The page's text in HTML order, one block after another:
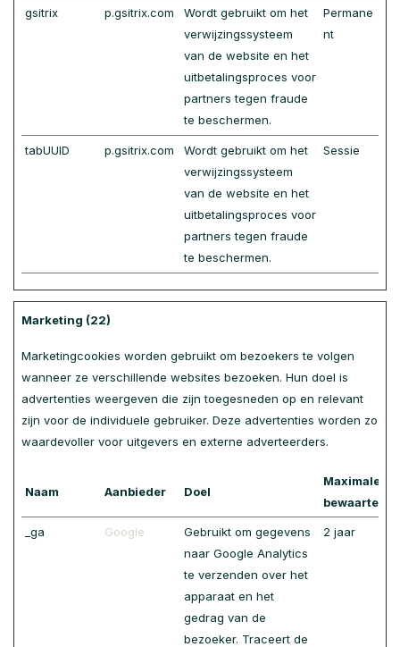
gsitrix p.gsitrix.com
Wordt gebruikt om het
verwijzingssysteem
van de website en het
uitbetalingsproces voor
partners tegen fraude
te beschermen.
Permane
nt
tabUUID p.gsitrix.com
Wordt gebruikt om het
verwijzingssysteem
van de website en het
uitbetalingsproces voor
partners tegen fraude
te beschermen.
Sessie
Marketing (22)
Marketingcookies worden gebruikt om bezoekers te volgen
wanneer ze verschillende websites bezoeken. Hun doel is
advertenties weergeven die zijn toegesneden op en relevant
zijn voor de individuele gebruiker. Deze advertenties worden zo
waardevoller voor uitgevers en externe adverteerders.
Naam Aanbieder Doel
Maximale
_ga Google
Gebruikt om gegevens
naar Google Analytics
te verzenden over het
apparaat en het
gedrag van de
bezoeker. Traceert de
2 jaar